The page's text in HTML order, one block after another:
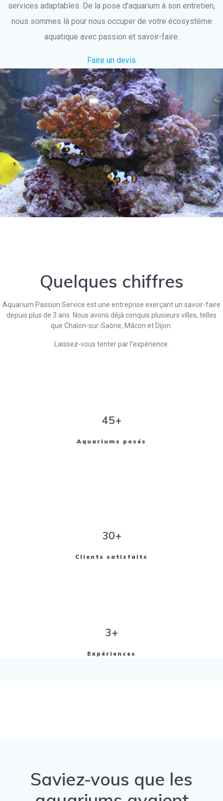
services adaptables. De la pose d’aquarium à son entretien,
nous sommes là pour nous occuper de votre écosystème
aquatique avec passion et savoir-faire.
Faire un devis
Quelques chiffres
Aquarium Passion Service est une entreprise exerçant un savoir-faire
depuis plus de 3 ans. Nous avons déjà conquis plusieurs villes, telles
que Chalon-sur-Saône, Mâcon et Dijon.
Laissez-vous tenter par l’expérience.
45+
Aquariums posés
30+
Clients satisfaits
3+
Expériences
Saviez-vous que les